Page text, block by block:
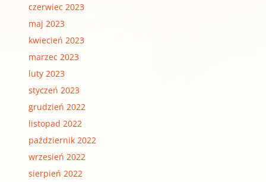
czerwiec 2023
maj 2023
kwiecień 2023
marzec 2023
luty 2023
styczeń 2023
grudzień 2022
listopad 2022
październik 2022
wrzesień 2022
sierpień 2022